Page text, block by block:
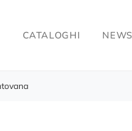
CATALOGHI NEWS